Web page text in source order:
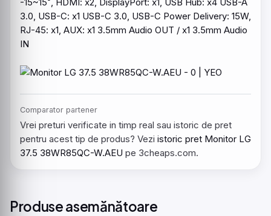
3.0, USB-C: x1 USB-C 3.0, USB-C Power Delivery: 15W,
RJ-45: x1, AUX: x1 3.5mm Audio OUT / x1 3.5mm Audio
IN
Comparator partener
Vrei preturi verificate in timp real sau istoric de pret
pentru acest tip de produs? Vezi istoric pret Monitor LG
37.5 38WR85QC-W.AEU pe 3cheaps.com.
Produse asemănătoare